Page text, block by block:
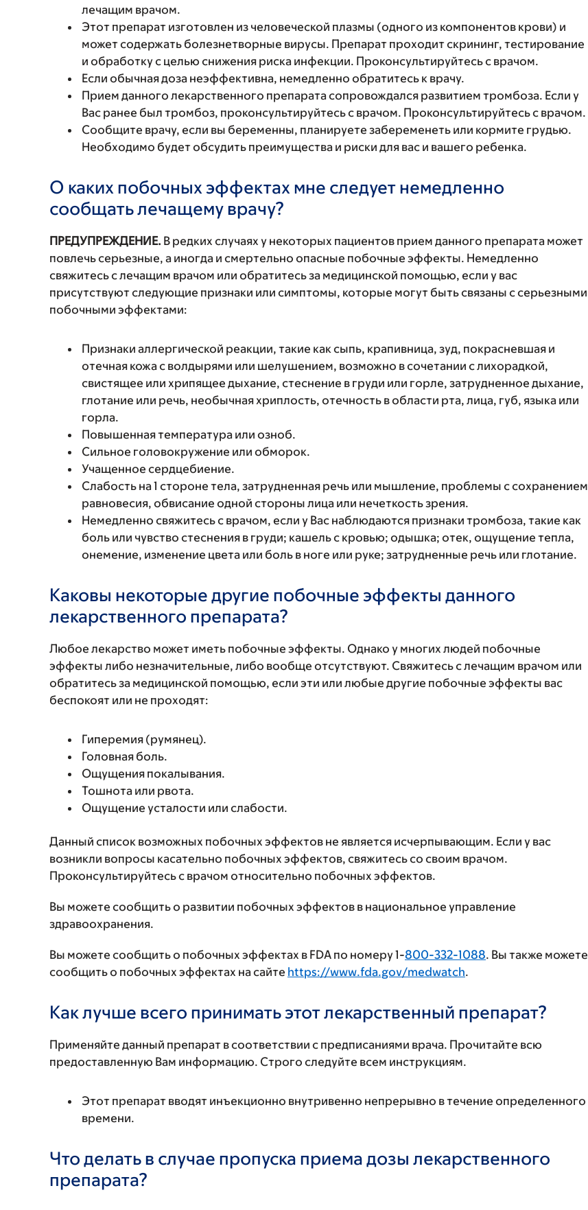
лечащим врачом.
Этот препарат изготовлен из человеческой плазмы (одного из компонентов крови) и
может содержать болезнетворные вирусы. Препарат проходит скрининг, тестирование
и обработку с целью снижения риска инфекции. Проконсультируйтесь с врачом.
Если обычная доза неэффективна, немедленно обратитесь к врачу.
Прием данного лекарственного препарата сопровождался развитием тромбоза. Если у
Вас ранее был тромбоз, проконсультируйтесь с врачом. Проконсультируйтесь с врачом.
Сообщите врачу, если вы беременны, планируете забеременеть или кормите грудью.
Необходимо будет обсудить преимущества и риски для вас и вашего ребенка.
О каких побочных эффектах мне следует немедленно
сообщать лечащему врачу?
ПРЕДУПРЕЖДЕНИЕ. В редких случаях у некоторых пациентов прием данного препарата может
повлечь серьезные, а иногда и смертельно опасные побочные эффекты. Немедленно
свяжитесь с лечащим врачом или обратитесь за медицинской помощью, если у вас
присутствуют следующие признаки или симптомы, которые могут быть связаны с серьезными
побочными эффектами:
Признаки аллергической реакции, такие как сыпь, крапивница, зуд, покрасневшая и
отечная кожа с волдырями или шелушением, возможно в сочетании с лихорадкой,
свистящее или хрипящее дыхание, стеснение в груди или горле, затрудненное дыхание,
глотание или речь, необычная хриплость, отечность в области рта, лица, губ, языка или
горла.
Повышенная температура или озноб.
Сильное головокружение или обморок.
Учащенное сердцебиение.
Слабость на 1 стороне тела, затрудненная речь или мышление, проблемы с сохранением
равновесия, обвисание одной стороны лица или нечеткость зрения.
Немедленно свяжитесь с врачом, если у Вас наблюдаются признаки тромбоза, такие как
боль или чувство стеснения в груди; кашель с кровью; одышка; отек, ощущение тепла,
онемение, изменение цвета или боль в ноге или руке; затрудненные речь или глотание.
Каковы некоторые другие побочные эффекты данного
лекарственного препарата?
Любое лекарство может иметь побочные эффекты. Однако у многих людей побочные
эффекты либо незначительные, либо вообще отсутствуют. Свяжитесь с лечащим врачом или
обратитесь за медицинской помощью, если эти или любые другие побочные эффекты вас
беспокоят или не проходят:
Гиперемия (румянец).
Головная боль.
Ощущения покалывания.
Тошнота или рвота.
Ощущение усталости или слабости.
Данный список возможных побочных эффектов не является исчерпывающим. Если у вас
возникли вопросы касательно побочных эффектов, свяжитесь со своим врачом.
Проконсультируйтесь с врачом относительно побочных эффектов.
Вы можете сообщить о развитии побочных эффектов в национальное управление
здравоохранения.
Вы можете сообщить о побочных эффектах в FDA по номеру 1-800-332-1088. Вы также можете
сообщить о побочных эффектах на сайте https://www.fda.gov/medwatch.
Как лучше всего принимать этот лекарственный препарат?
Применяйте данный препарат в соответствии с предписаниями врача. Прочитайте всю
предоставленную Вам информацию. Строго следуйте всем инструкциям.
Этот препарат вводят инъекционно внутривенно непрерывно в течение определенного
времени.
Что делать в случае пропуска приема дозы лекарственного
препарата?